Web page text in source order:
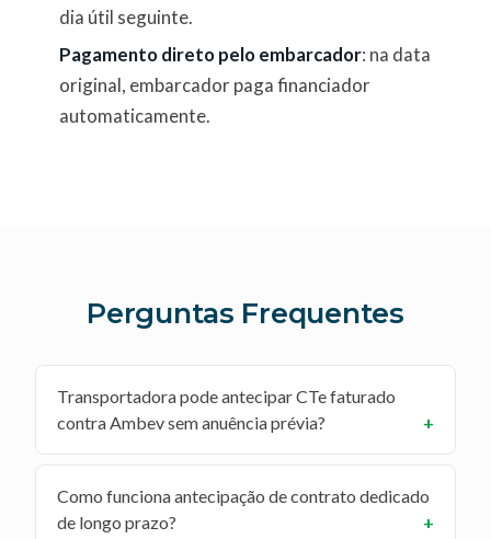
dia útil seguinte.
Pagamento direto pelo embarcador: na data
original, embarcador paga financiador
automaticamente.
Perguntas Frequentes
Transportadora pode antecipar CTe faturado
contra Ambev sem anuência prévia?
Como funciona antecipação de contrato dedicado
de longo prazo?